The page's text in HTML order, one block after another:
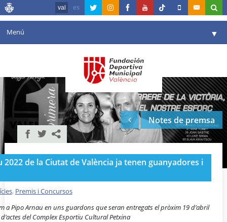
val es
Menú ▼
Agenda
Instal·lacions ▼
Comunicació ▼
València en esport
Portal de Transparència
Reserves
Notes de premsa
de la Ciutat de València ja tenen guanyadores i
, Premis i Concursos
a Pipo Arnau en uns guardons que seran entregats el pròxim 19 d’abril
del Complex Esportiu Cultural Petxina